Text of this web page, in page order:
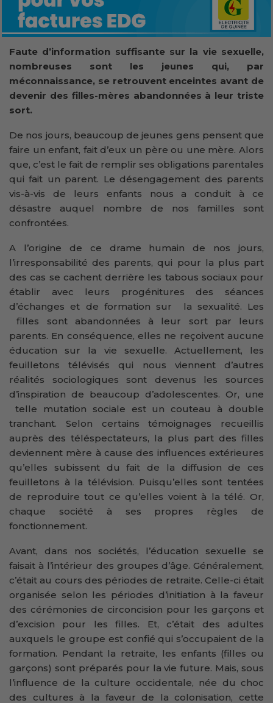
Faute d’information suffisante sur la vie sexuelle,
nombreuses sont les jeunes qui, par
méconnaissance, se retrouvent enceintes avant de
devenir des filles-mères abandonnées à leur triste
sort.
De nos jours, beaucoup de jeunes gens pensent que
faire un enfant, fait d’eux un père ou une mère. Alors
que, c’est le fait de remplir ses obligations parentales
qui fait un parent. Le désengagement des parents
vis-à-vis de leurs enfants nous a conduit à ce
désastre auquel nombre de nos familles sont
confrontées.
A l’origine de ce drame humain de nos jours,
l’irresponsabilité des parents, qui pour la plus part
des cas se cachent derrière les tabous sociaux pour
établir avec leurs progénitures des séances
d’échanges et de formation sur la sexualité. Les
filles sont abandonnées à leur sort par leurs
parents. En conséquence, elles ne reçoivent aucune
éducation sur la vie sexuelle. Actuellement, les
feuilletons télévisés qui nous viennent d’autres
réalités sociologiques sont devenus les sources
d’inspiration de beaucoup d’adolescentes. Or, une
telle mutation sociale est un couteau à double
tranchant. Selon certains témoignages recueillis
auprès des téléspectateurs, la plus part des filles
deviennent mère à cause des influences extérieures
qu’elles subissent du fait de la diffusion de ces
feuilletons à la télévision. Puisqu’elles sont tentées
de reproduire tout ce qu’elles voient à la télé. Or,
chaque société à ses propres règles de
fonctionnement.
Avant, dans nos sociétés, l’éducation sexuelle se
faisait à l’intérieur des groupes d’âge. Généralement,
c’était au cours des périodes de retraite. Celle-ci était
organisée selon les périodes d’initiation à la faveur
des cérémonies de circoncision pour les garçons et
d’excision pour les filles. Et, c’était des adultes
auxquels le groupe est confié qui s’occupaient de la
formation. Pendant la retraite, les enfants (filles ou
garçons) sont préparés pour la vie future. Mais, sous
l’influence de la culture occidentale, née du choc
des cultures à la faveur de la colonisation, cette